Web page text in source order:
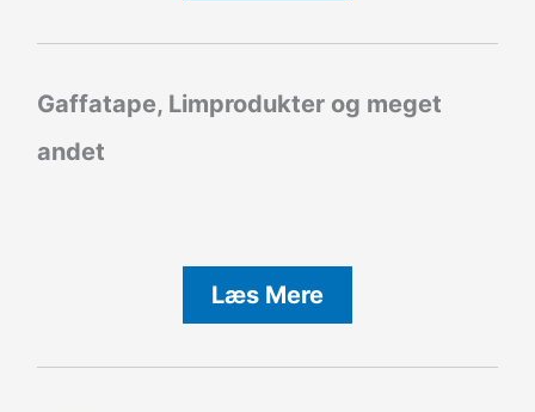
Gaffatape, Limprodukter og meget
andet
Læs Mere